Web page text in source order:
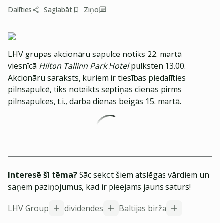
Dalīties Saglabāt Ziņo
LHV grupas akcionāru sapulce notiks 22. martā
viesnīcā Hilton Tallinn Park Hotelpulksten 13.00.
Akcionāru saraksts, kuriem ir tiesības piedalīties
pilnsapulcē, tiks noteikts septiņas dienas pirms
pilnsapulces, t.i., darba dienas beigās 15. martā.
Interesē šī tēma?Sāc sekot šiem atslēgas vārdiem un
saņem paziņojumus, kad ir pieejams jauns saturs!
LHV Group
dividendes Baltijas birža